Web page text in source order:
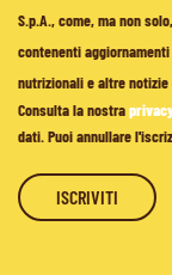
S.p.A., come, ma non
contenenti
nutrizionali e altre notizie
Consulta la nostra
dati. Puoi annullare